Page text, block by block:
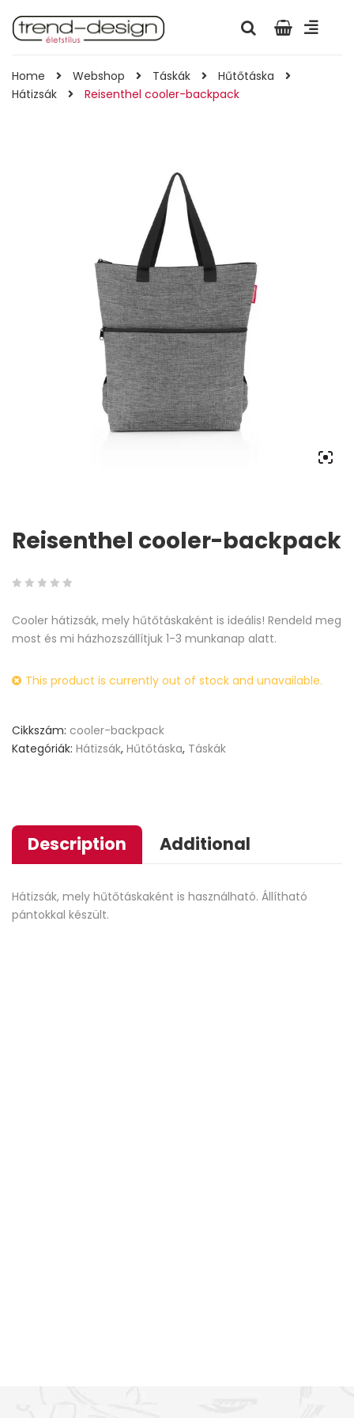
Home Webshop Táskák
Hűtőtáska
Hátizsák
Reisenthel cooler-backpack
Reisenthel cooler-backpack
out
of
on
Cooler hátizsák, mely hűtőtáskaként is ideális! Rendeld meg
most és mi házhozszállítjuk 1-3 munkanap alatt.
This product is currently out of stock and unavailable.
Cikkszám: cooler-backpack
Kategóriák: Hátizsák, Hűtőtáska, Táskák
Description Additional
Hátizsák, mely hűtőtáskaként is használható. Állítható
pántokkal készült.